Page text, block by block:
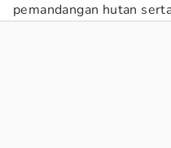
pemandangan hutan